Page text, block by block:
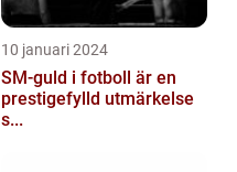
10 januari 2024
SM-guld i fotboll är en
prestigefylld utmärkelse
s...